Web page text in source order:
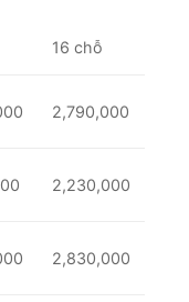
16 chỗ
2,790,000
2,230,000
2,830,000